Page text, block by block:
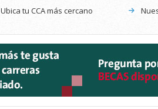
Ubica tu CCA más cercano